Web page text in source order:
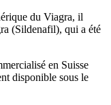
du Viagra, il
(Sildenafil), qui a été
en Suisse
disponible sous le